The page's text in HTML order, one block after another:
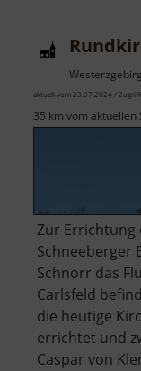
aktuell vom 23.07.2024 /
35 km vom aktuellen
Zur Errichtung
Schneeberger
Schnorr das
Carlsfeld
die heutige
errichtet und
Caspar von